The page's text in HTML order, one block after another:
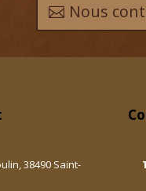
Nous
38490 Saint-